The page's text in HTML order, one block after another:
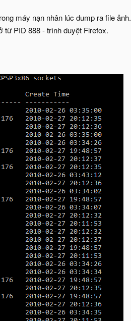
máy nạn nhân lúc dump ra file ảnh.
PID 888 - trình duyệt Firefox.